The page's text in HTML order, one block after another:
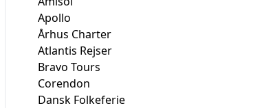
Apollo
Århus Charter
Atlantis Rejser
Bravo Tours
Corendon
Dansk Folkeferie